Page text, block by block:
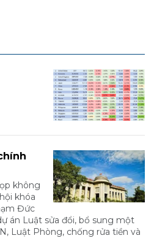
không
khóa
Đức
án Luật sửa đổi, bổ sung một
Luật Phòng, chống rửa tiền và